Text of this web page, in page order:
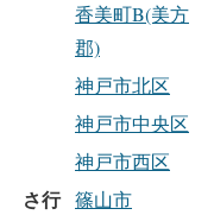
香美町B(美方
郡)
神戸市北区
神戸市中央区
神戸市西区
さ行 篠山市